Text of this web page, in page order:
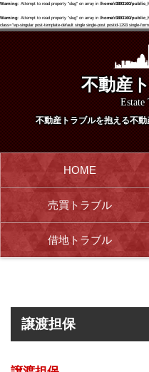
Warning: Attempt to read property "slug" on array in /home/r3893160/
Warning: Attempt to read property "slug" on array in /home/r3893160/
class="wp-singular post-template-default single single-post postid-1293 single-
不動産
Estate
不動産トラブルを抱える不動
HOME
売買トラブル
借地トラブル
譲渡担保